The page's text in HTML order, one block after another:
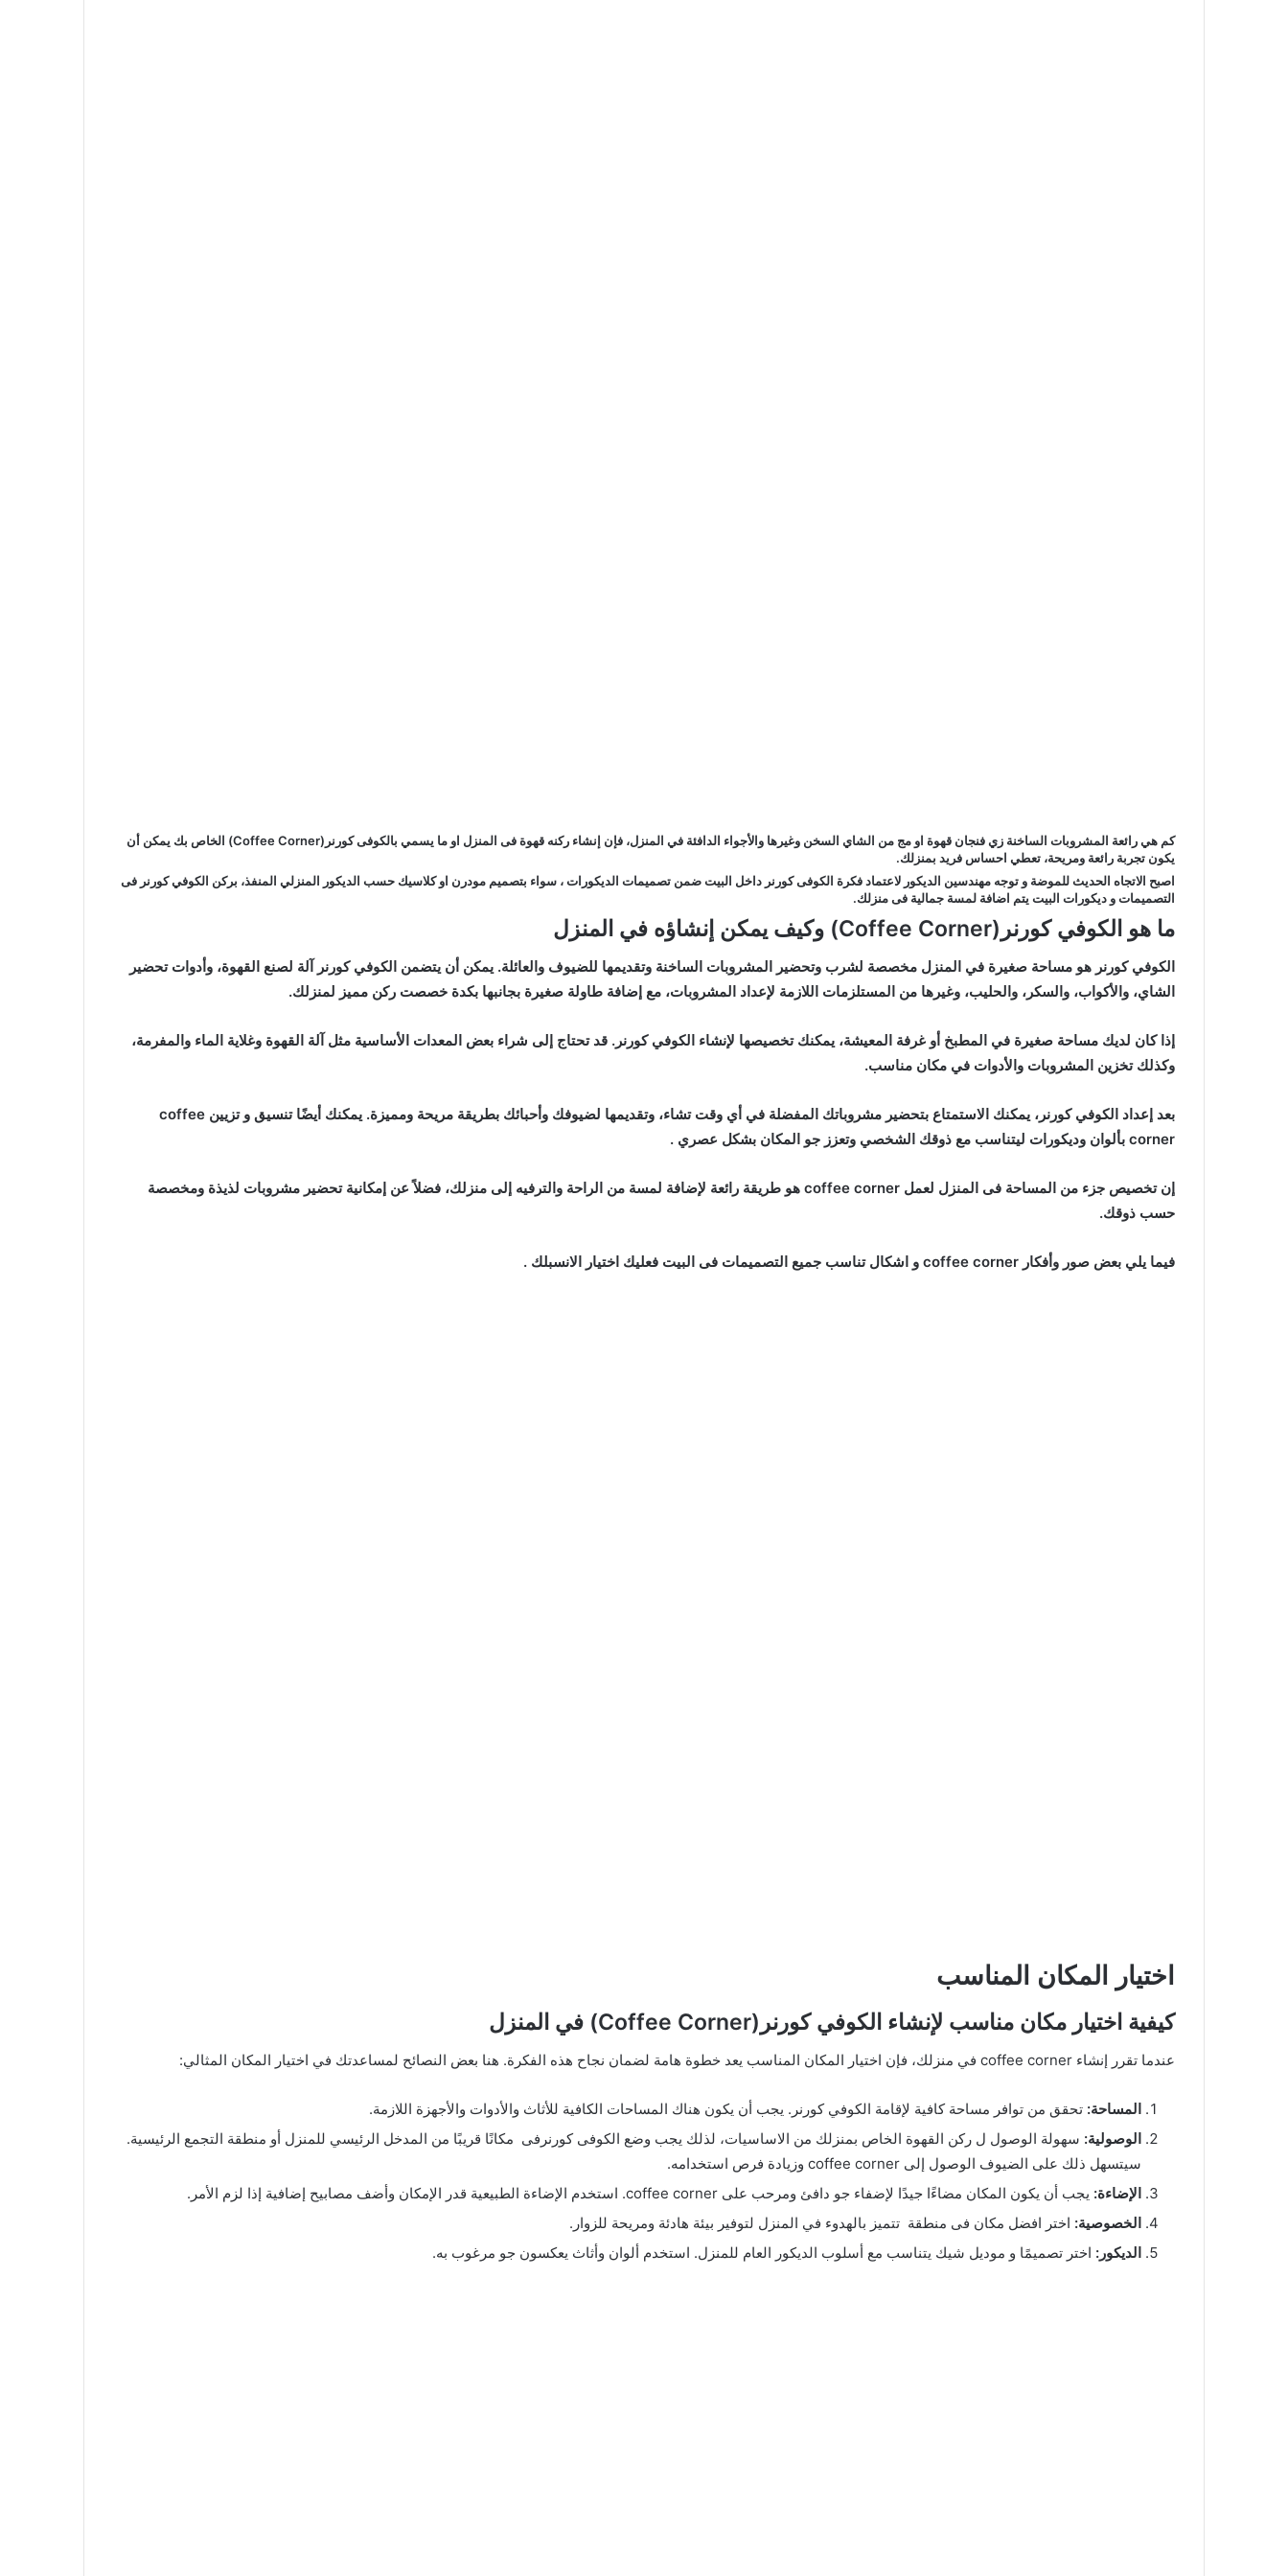
كم هي رائعة المشروبات الساخنة زي فنجان قهوة او مج من الشاي السخن وغيرها والأجواء الدافئة في المنزل، فإن إنشاء ركنه قهوة فى المنزل او ما يسمي بالكوفى كورنر(Coffee Corner) الخاص بك يمكن أن
يكون تجربة رائعة ومريحة، تعطي احساس فريد بمنزلك.
اصبح الاتجاه الحديث للموضة و توجه مهندسين الديكور لاعتماد فكرة الكوفى كورنر داخل البيت ضمن تصميمات الديكورات ، سواء بتصميم مودرن او كلاسيك حسب الديكور المنزلي المنفذ، بركن الكوفي كورنر فى
التصميمات و ديكورات البيت يتم اضافة لمسة جمالية فى منزلك.
ما هو الكوفي كورنر (Coffee Corner) وكيف يمكن إنشاؤه في المنزل
الكوفي كورنر هو مساحة صغيرة في المنزل مخصصة لشرب وتحضير المشروبات الساخنة وتقديمها للضيوف والعائلة. يمكن أن يتضمن الكوفي كورنر آلة لصنع القهوة، وأدوات تحضير
الشاي، والأكواب، والسكر، والحليب، وغيرها من المستلزمات اللازمة لإعداد المشروبات، مع إضافة طاولة صغيرة بجانبها بكدة خصصت ركن مميز لمنزلك.
إذا كان لديك مساحة صغيرة في المطبخ أو غرفة المعيشة، يمكنك تخصيصها لإنشاء الكوفي كورنر. قد تحتاج إلى شراء بعض المعدات الأساسية مثل آلة القهوة وغلاية الماء والمفرمة،
وكذلك تخزين المشروبات والأدوات في مكان مناسب.
بعد إعداد الكوفي كورنر، يمكنك الاستمتاع بتحضير مشروباتك المفضلة في أي وقت تشاء، وتقديمها لضيوفك وأحبائك بطريقة مريحة ومميزة. يمكنك أيضًا تنسيق و تزيين coffee
corner بألوان وديكورات ليتناسب مع ذوقك الشخصي وتعزز جو المكان بشكل عصري .
إن تخصيص جزء من المساحة فى المنزل لعمل coffee corner هو طريقة رائعة لإضافة لمسة من الراحة والترفيه إلى منزلك، فضلاً عن إمكانية تحضير مشروبات لذيذة ومخصصة
حسب ذوقك.
فيما يلي بعض صور وأفكار coffee corner و اشكال تناسب جميع التصميمات فى البيت فعليك اختيار الانسبلك .
اختيار المكان المناسب
كيفية اختيار مكان مناسب لإنشاء الكوفي كورنر (Coffee Corner) في المنزل
عندما تقرر إنشاء coffee corner في منزلك، فإن اختيار المكان المناسب يعد خطوة هامة لضمان نجاح هذه الفكرة. هنا بعض النصائح لمساعدتك في اختيار المكان المثالي:
المساحة: تحقق من توافر مساحة كافية لإقامة الكوفي كورنر. يجب أن يكون هناك المساحات الكافية للأثاث والأدوات والأجهزة اللازمة.
الوصولية: سهولة الوصول ل ركن القهوة الخاص بمنزلك من الاساسيات، لذلك يجب وضع الكوفى كورنرفى مكانًا قريبًا من المدخل الرئيسي للمنزل أو منطقة التجمع الرئيسية.
سيتسهل ذلك على الضيوف الوصول إلى coffee corner وزيادة فرص استخدامه.
الإضاءة: يجب أن يكون المكان مضاءًا جيدًا لإضفاء جو دافئ ومرحب على coffee corner. استخدم الإضاءة الطبيعية قدر الإمكان وأضف مصابيح إضافية إذا لزم الأمر.
الخصوصية: اختر افضل مكان فى منطقة تتميز بالهدوء في المنزل لتوفير بيئة هادئة ومريحة للزوار.
الديكور: اختر تصميمًا و موديل شيك يتناسب مع أسلوب الديكور العام للمنزل. استخدم ألوان وأثاث يعكسون جو مرغوب به.